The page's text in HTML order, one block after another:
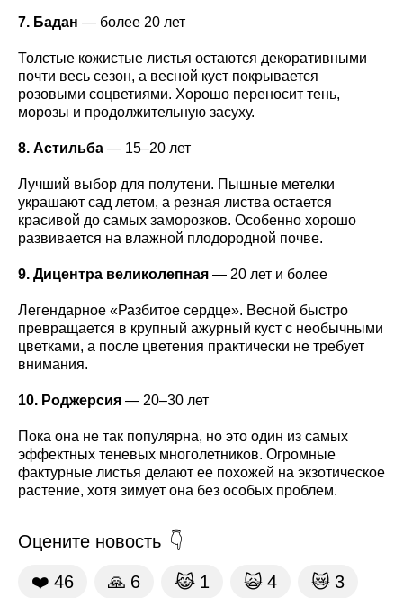
7. Бадан — более 20 лет
Толстые кожистые листья остаются декоративными
почти весь сезон, а весной куст покрывается
розовыми соцветиями. Хорошо переносит тень,
морозы и продолжительную засуху.
8. Астильба — 15–20 лет
Лучший выбор для полутени. Пышные метелки
украшают сад летом, а резная листва остается
красивой до самых заморозков. Особенно хорошо
развивается на влажной плодородной почве.
9. Дицентра великолепная — 20 лет и более
Легендарное «Разбитое сердце». Весной быстро
превращается в крупный ажурный куст с необычными
цветками, а после цветения практически не требует
внимания.
10. Роджерсия — 20–30 лет
Пока она не так популярна, но это один из самых
эффектных теневых многолетников. Огромные
фактурные листья делают ее похожей на экзотическое
растение, хотя зимует она без особых проблем.
Оцените новость
❤️ 46 🙏 6 😹 1 🙀 4 😿 3